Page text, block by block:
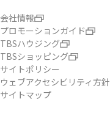
会社情報
プロモーションガイド
TBSハウジング
TBSショッピング
サイトポリシー
ウェブアクセシビリティ方針
サイトマップ